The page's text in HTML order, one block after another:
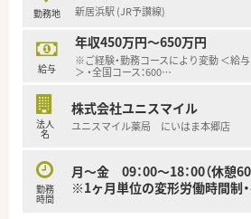
■残業月平均5時間（本社においても
ーも設置）
■女性にも働きやすい環境（産育休取
しい環境（1人あたりの処方箋枚数が
く、平均年齢は40歳と同規模チェーン
後10日付与）と休暇においてもライフ
い環境。
・過誤がおきた際、24時間以内に社長
めず全社を上げてのサポート体制が整
きる調剤薬局です。
勤務地 新居浜駅 (JR予讃線)
給与
年収450万円～650万円
※ご経験・勤務コースにより変動 ＜給
＞ ・全国コース：600…
法人
名
株式会社ユニスマイル
ユニスマイル薬局 にいはま本郷店
勤務
時間
月～金 09：00～18：00（休憩60
※1ヶ月単位の変形労働時間制